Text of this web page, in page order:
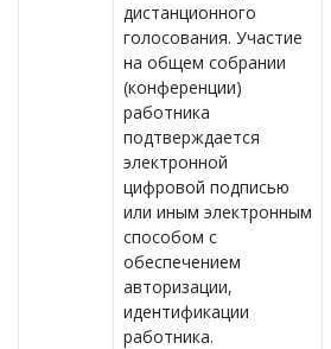
дистанционного
голосования. Участие
на общем собрании
(конференции)
работника
подтверждается
электронной
цифровой подписью
или иным электронным
способом с
обеспечением
авторизации,
идентификации
работника.